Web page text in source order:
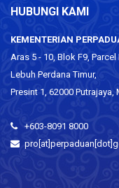
HUBUNGI KAMI
KEMENTERIAN
Aras 5 - 10, Blok F9, Parcel
Lebuh Perdana Timur,
Presint 1, 62000 Putrajaya,
+603-8091 8000